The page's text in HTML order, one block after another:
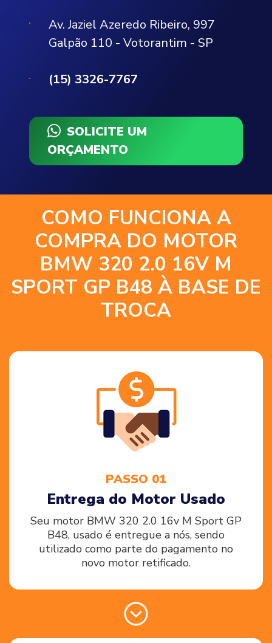
Av. Jaziel Azeredo Ribeiro, 997
Galpão 110 - Votorantim - SP
(15) 3326-7767
SOLICITE UM
ORÇAMENTO
COMO FUNCIONA A
COMPRA DO MOTOR
BMW 320 2.0 16V M
SPORT GP B48 À BASE DE
TROCA
PASSO 01
Entrega do Motor Usado
Seu motor BMW 320 2.0 16v M Sport GP
B48, usado é entregue a nós, sendo
utilizado como parte do pagamento no
novo motor retificado.